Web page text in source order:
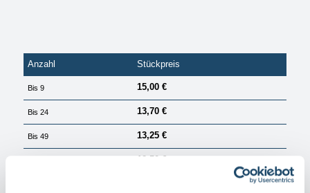
Anzahl Stückpreis
Bis9 15,00 €
Bis24 13,70 €
Bis49 13,25 €
12,50 €